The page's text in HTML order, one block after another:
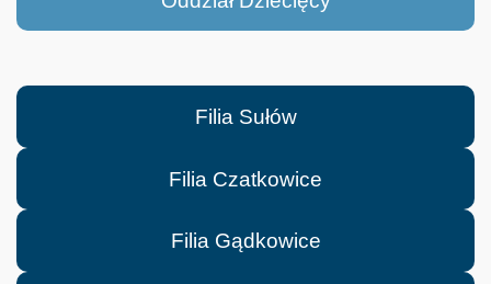
Filia Sułów
Filia Czatkowice
Filia Gądkowice